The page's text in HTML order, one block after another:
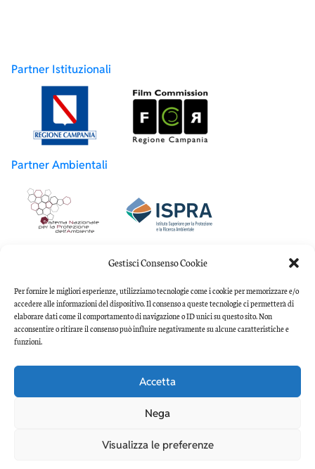
Gestisci Consenso Cookie
Per fornire le migliori esperienze, utilizziamo tecnologie come i cookie per memorizzare e/o
accedere alle informazioni del dispositivo. Il consenso a queste tecnologie ci permetterà di
elaborare dati come il comportamento di navigazione o ID unici su questo sito. Non
acconsentire o ritirare il consenso può influire negativamente su alcune caratteristiche e
funzioni.
Accetta
Nega
Visualizza le preferenze
Partner Istituzionali
Partner Ambientali
Partner Accademici
Copyright 2022 Associazione Culturale Pianeta Mare
Darwin-Dohrn | C.F.95310690631
Torna su, respira